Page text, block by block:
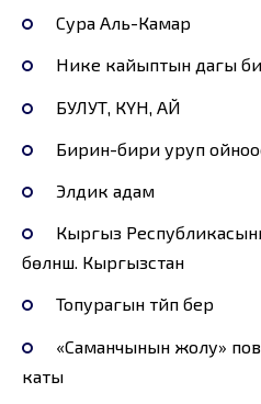
Сура Аль-Камар
Нике кайыптын дагы бир
БУЛУТ, КҮН, АЙ
Бирин-бири уруп
Элдик адам
Кыргыз
бөлүнүшү. Кыргызстан
Топурагын түйүп берүү
«Саманчынын жолу»
каты